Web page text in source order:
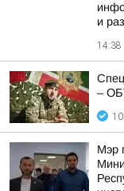
и
14:38
–
Мэр